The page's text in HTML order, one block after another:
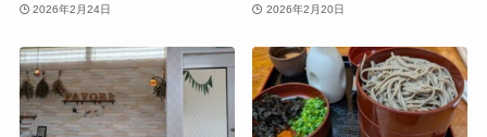
2026年2月24日 2026年2月20日